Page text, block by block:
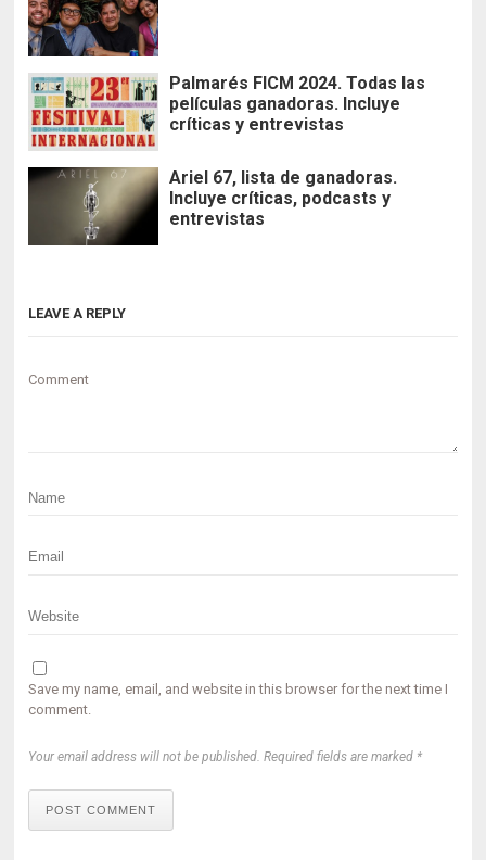
Palmarés FICM 2024. Todas las
películas ganadoras. Incluye
críticas y entrevistas
Ariel 67, lista de ganadoras.
Incluye críticas, podcasts y
entrevistas
LEAVE A REPLY
Comment
Save my name, email, and website in this browser for the next time I
comment.
Your email address will not be published. Required fields are marked *
POST COMMENT